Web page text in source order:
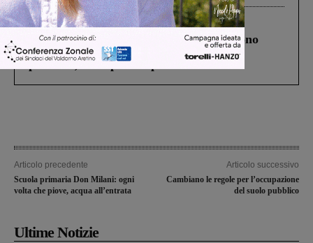
Cronaca 4 Agosto 2026
Un anno fa la strage in A1 in cui morirono
Gianni, Giulia e Franco. Lo schianto, il
processo, lo stop ai sorpassi fra tir....
Articolo precedente
Scuola primaria Don Milani: ogni
volta che piove, acqua all’entrata
Articolo successivo
Cambiano le regole per l’occupazione
del suolo pubblico
Ultime Notizie